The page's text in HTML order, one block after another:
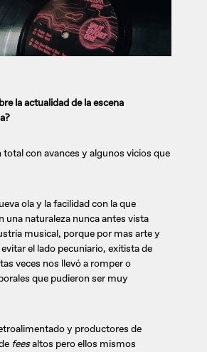
la actualidad de la escena
con avances y algunos vicios que
ola y la facilidad con la que
una naturaleza nunca antes vista
musical, porque por mas arte y
el lado pecuniario, exitista de
veces nos llevó a romper o
que pudieron ser muy
y productores de
feesaltos pero ellos mismos